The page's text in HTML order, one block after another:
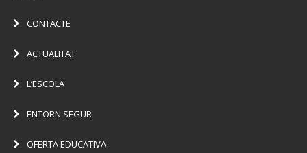
CONTACTE
ACTUALITAT
L’ESCOLA
ENTORN SEGUR
OFERTA EDUCATIVA